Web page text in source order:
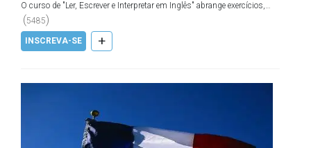
O curso de "Ler, Escrever e Interpretar em Inglês" abrange exercícios,
textos e técnicas de leitura que incentivam...
(5485)
INSCREVA-SE +